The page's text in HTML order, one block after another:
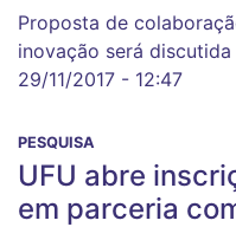
Proposta de
inovação será
29/11/2017 - 12:47
PESQUISA
UFU abre
em parceria